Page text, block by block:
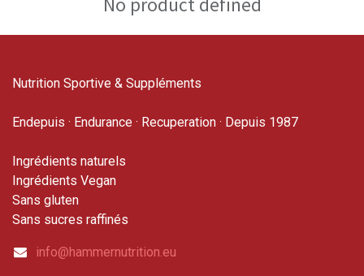
Nutrition Sportive & Suppléments
Endepuis · Endurance · Recuperation · Depuis 1987
Ingrédients naturels
Ingrédients Vegan
Sans gluten
Sans sucres raffinés
info@hammernutrition.eu